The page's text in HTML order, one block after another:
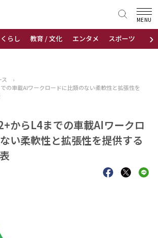
›
くらし 教育 / 文化 エンタメ スポーツ 地域
MENU
ツ
›
の車載AIワークロードに比類のない柔軟性と拡張性を
からL4までの車載AIワークロ
い柔軟性と拡張性を提供する